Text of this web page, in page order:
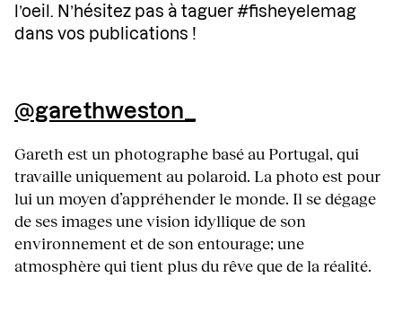
l’oeil. N’hésitez pas à taguer #fisheyelemag
dans vos publications !
@garethweston_
Gareth est un photographe basé au Portugal, qui
travaille uniquement au polaroid. La photo est pour
lui un moyen d’appréhender le monde. Il se dégage
de ses images une vision idyllique de son
environnement et de son entourage; une
atmosphère qui tient plus du rêve que de la réalité.